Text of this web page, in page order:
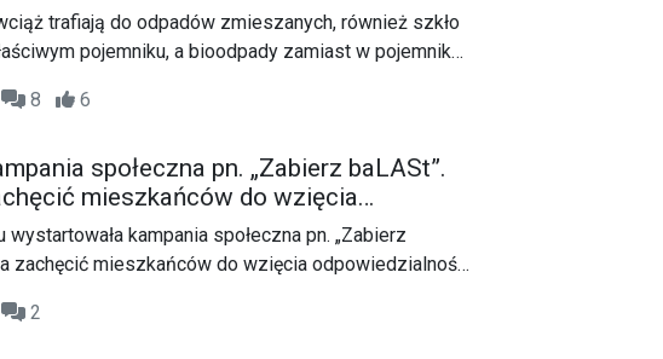
trafiają do odpadów zmieszanych, również szkło
pojemniku, a bioodpady zamiast w pojemniku
odpadami na terenie "Czystego Regionu". Związek
8 6
społeczna pn. „Zabierz baLASt”.
mieszkańców do wzięcia
za czystość w lasach
kampania społeczna pn. „Zabierz
zachęcić mieszkańców do wzięcia odpowiedzialności
2